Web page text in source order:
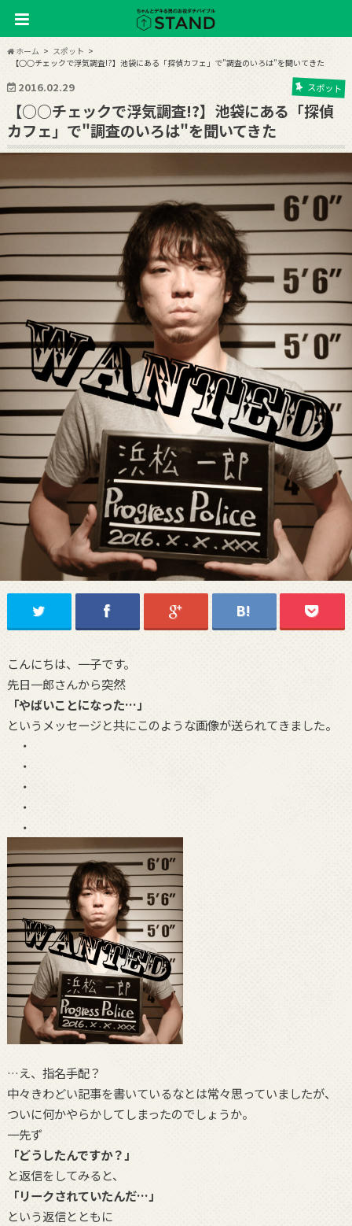
ホーム
スポット
【○○チェックで浮気調査!?】池袋にある「探偵カフェ」で"調査のいろは"を聞いてきた
2016.02.29 スポット
【○○チェックで浮気調査!?】池袋にある「探偵
カフェ」で"調査のいろは"を聞いてきた
こんにちは、一子です。
先日一郎さんから突然
「やばいことになった…」
というメッセージと共にこのような画像が送られてきました。
・
・
・
・
・
…え、指名手配？
中々きわどい記事を書いているなとは常々思っていましたが、
ついに何かやらかしてしまったのでしょうか。
一先ず
「どうしたんですか？」
と返信をしてみると、
「リークされていたんだ…」
という返信とともに